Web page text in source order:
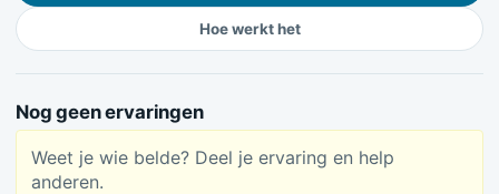
Hoe werkt het
Nog geen ervaringen
Weet je wie belde? Deel je ervaring en help
anderen.